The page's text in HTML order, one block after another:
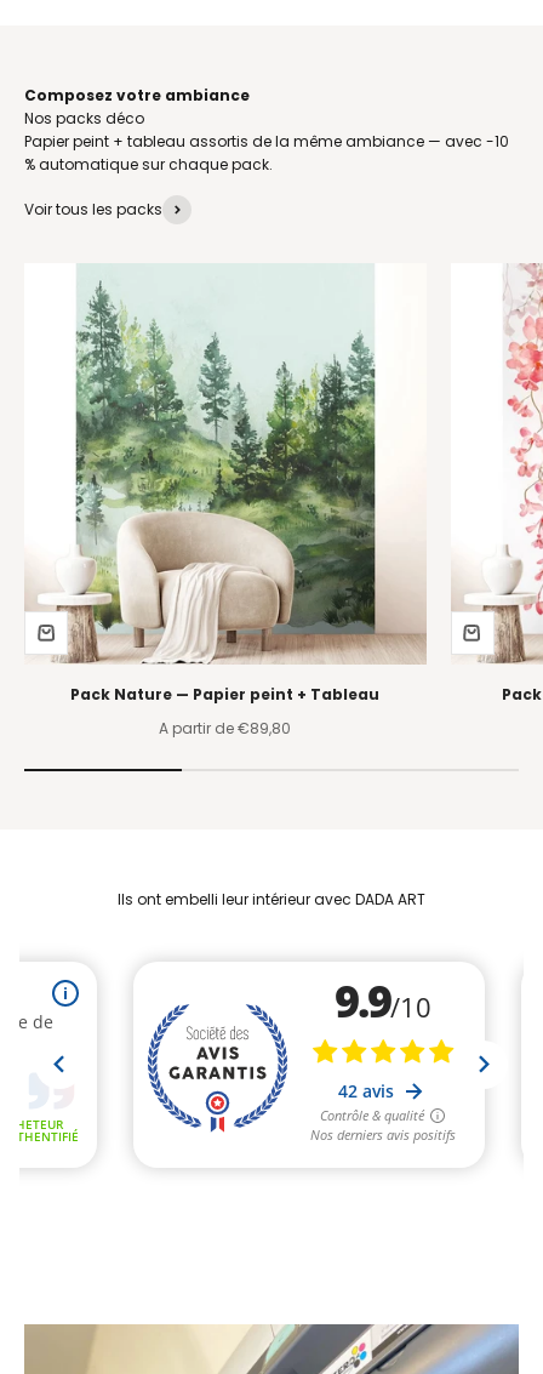
Composez votre ambiance
Papier peint + tableau assortis de la même ambiance — avec -10
% automatique sur chaque pack.
Voir tous les packs
Pack Nature — Papier peint + Tableau
Prix de vente
A partir de €89,80
Ils ont embelli leur intérieur avec DADA ART